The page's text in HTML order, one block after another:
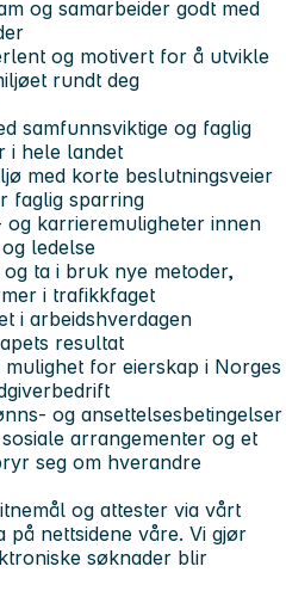
og samarbeider godt med
og motivert for å utvikle
rundt deg
samfunnsviktige og faglig
i hele landet
med korte beslutningsveier
faglig sparring
og karrieremuligheter innen
ledelse
ta i bruk nye metoder,
i trafikkfaget
i arbeidshverdagen
resultat
for eierskap i Norges
og ansettelsesbetingelser
arrangementer og et
seg om hverandre
og attester via vårt
på nettsidene våre. Vi gjør
søknader blir